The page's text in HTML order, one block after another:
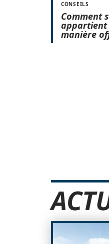
CONSEILS
Comment
appartient
manière